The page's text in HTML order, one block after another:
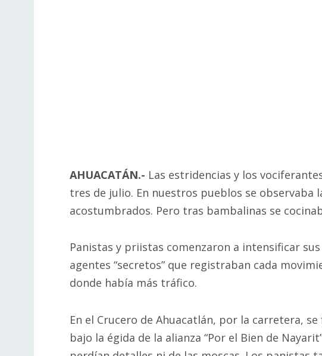
AHUACATÁN.- Las estridencias y los
tres de julio. En nuestros pueblos se observaba
acostumbrados. Pero tras bambalinas se
Panistas y priistas comenzaron a intensificar
agentes “secretos” que registraban cada
donde había más tráfico.
En el Crucero de Ahuacatlán, por la carretera,
bajo la égida de la alianza “Por el Bien de